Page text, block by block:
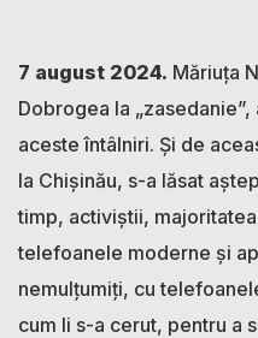
7 august 2024. Măriuța
Dobrogea la
aceste întâlniri. Și de
la Chișinău, s-a lăsat
timp, activiștii,
telefoanele moderne și
nemulțumiți, cu
cum li s-a cerut, pentru a